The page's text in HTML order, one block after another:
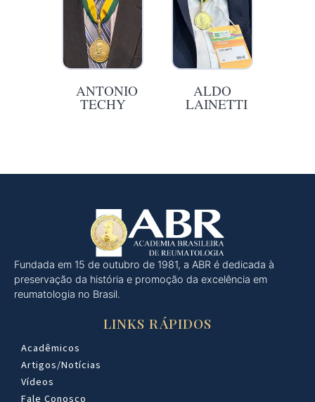
ANTONIO
TECHY
ALDO
LAINETTI
Fundada em 15 de outubro de 1981, a ABR é dedicada à
preservação da história e promoção da excelência em
reumatologia no Brasil.
LINKS RÁPIDOS
Acadêmicos
Artigos/Notícias
Vídeos